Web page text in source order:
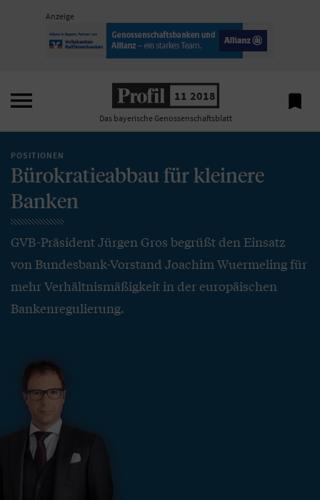
Anzeige
 11 2018
Das bayerische Genossenschaftsblatt

POSITIONEN
Bürokratieabbau für kleinere
Banken
GVB-Präsident Jürgen Gros begrüßt den Einsatz
von Bundesbank-Vorstand Joachim Wuermeling für
mehr Verhältnismäßigkeit in der europäischen
Bankenregulierung.